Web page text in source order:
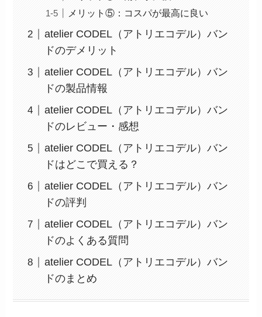
メリット⑤：コスパが最高に良い
atelier CODEL（アトリエコデル）バン
ドのデメリット
atelier CODEL（アトリエコデル）バン
ドの製品情報
atelier CODEL（アトリエコデル）バン
ドのレビュー・感想
atelier CODEL（アトリエコデル）バン
ドはどこで買える？
atelier CODEL（アトリエコデル）バン
ドの評判
atelier CODEL（アトリエコデル）バン
ドのよくある質問
atelier CODEL（アトリエコデル）バン
ドのまとめ